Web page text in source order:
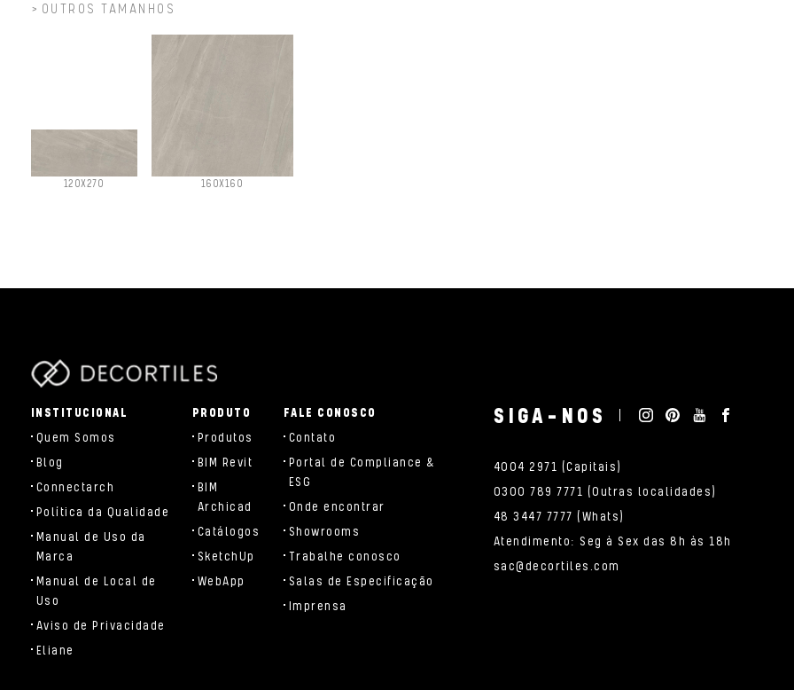
OUTROS TAMANHOS
120X270 160X160
INSTITUCIONAL
Quem Somos
Blog
Connectarch
Política da Qualidade
Manual de Uso da
Marca
Manual de Local de
Uso
Aviso de Privacidade
Eliane
PRODUTO
Produtos
BIM Revit
BIM
Archicad
Catálogos
SketchUp
WebApp
FALE CONOSCO
Contato
Portal de Compliance &
ESG
Onde encontrar
Showrooms
Trabalhe conosco
Salas de Especificação
Imprensa
SIGA-NOS
4004 2971 (Capitais)
0300 789 7771 (Outras localidades)
48 3447 7777 (Whats)
Atendimento: Seg à Sex das 8h às 18h
sac@decortiles.com